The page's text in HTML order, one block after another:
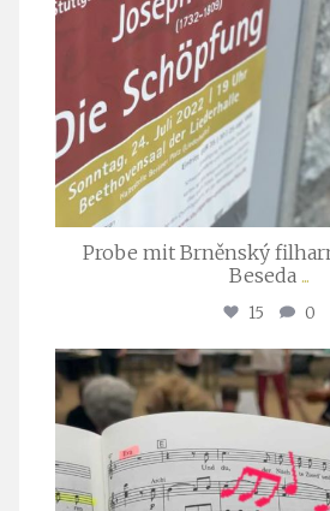
Probe mit Brněnský
Beseda ...
15 0
Juli 23